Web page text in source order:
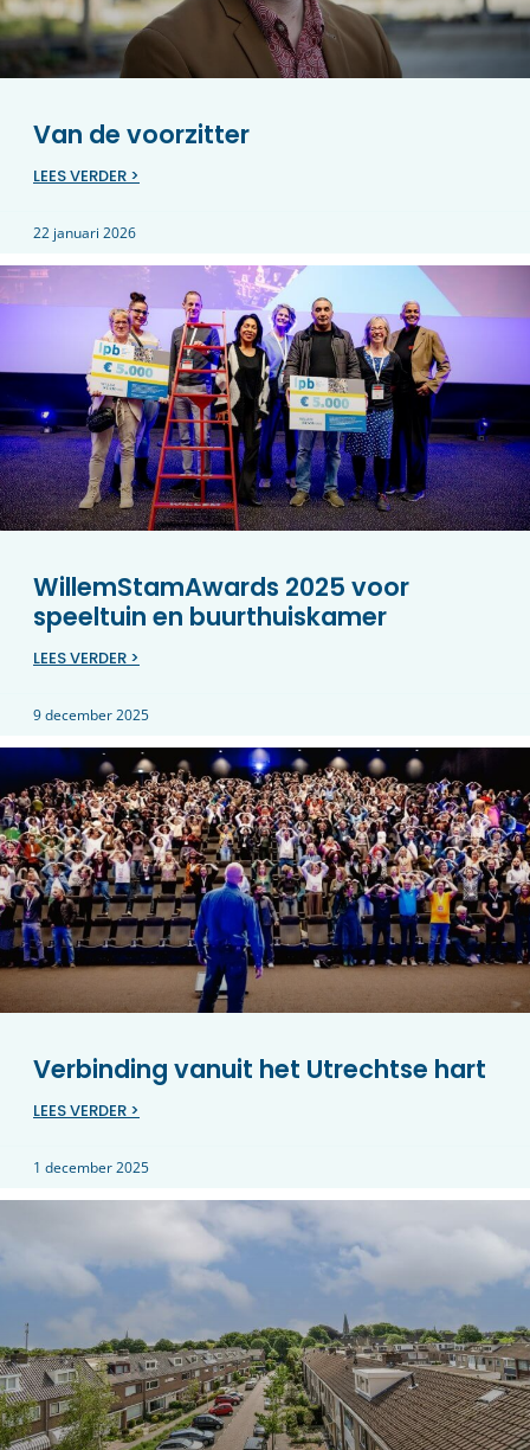
Van de voorzitter
LEES VERDER >
22 januari 2026
WillemStamAwards 2025 voor
speeltuin en buurthuiskamer
LEES VERDER >
9 december 2025
Verbinding vanuit het Utrechtse hart
LEES VERDER >
1 december 2025